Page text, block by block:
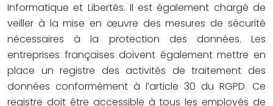
Informatique et Libertés. Il est également chargé de
veiller à la mise en œuvre des mesures de sécurité
nécessaires à la protection des données. Les
entreprises françaises doivent également mettre en
place un registre des activités de traitement des
données conformément à l’article 30 du RGPD. Ce
registre doit être accessible à tous les employés de